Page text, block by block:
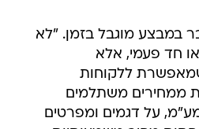
במבצע מוגבל בזמן. "לא
חד פעמי, אלא
ללקוחות
ממחירים משתלמים
על דגמים ומפרטים